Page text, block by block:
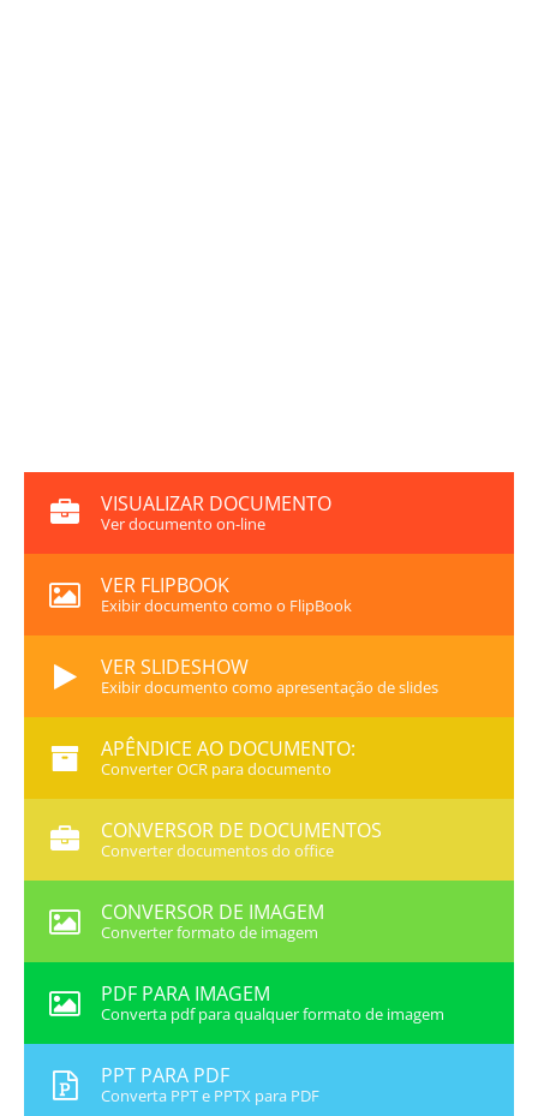
VISUALIZAR DOCUMENTO
Ver documento on-line
VER FLIPBOOK
Exibir documento como o FlipBook
VER SLIDESHOW
Exibir documento como apresentação de slides
APÊNDICE AO DOCUMENTO:
Converter OCR para documento
CONVERSOR DE DOCUMENTOS
Converter documentos do office
CONVERSOR DE IMAGEM
Converter formato de imagem
PDF PARA IMAGEM
Converta pdf para qualquer formato de imagem
PPT PARA PDF
Converta PPT e PPTX para PDF